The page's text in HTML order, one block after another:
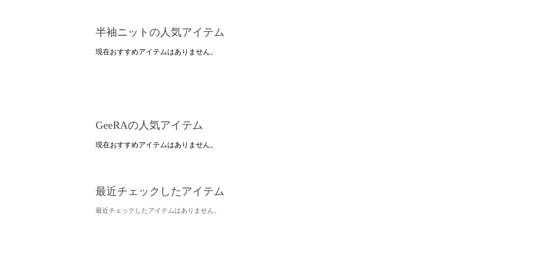
半袖ニットの人気アイテム
現在おすすめアイテムはありません。
GeeRAの人気アイテム
現在おすすめアイテムはありません。
最近チェックしたアイテム
最近チェックしたアイテムはありません。